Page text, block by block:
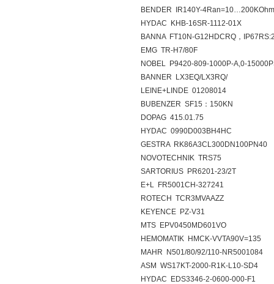
BENDER IR140Y-
HYDAC KHB-16SR-1112-01X
BANNA FT10N-G12HDCRQ，
EMG TR-H7/80F
NOBEL P9420-809-1000P-A,0-
BANNER LX3EQ/LX3RQ/
LEINE+LINDE 01208014
BUBENZER SF15：150KN
DOPAG 415.01.75
HYDAC 0990D003BH4HC
GESTRA RK86A3CL300DN100PN40
NOVOTECHNIK TRS75
SARTORIUS PR6201-23/2T
E+L FR5001CH-327241
ROTECH TCR3MVAAZZ
KEYENCE PZ-V31
MTS EPV0450MD601VO
HEMOMATIK HMCK-VVTA90V=135
MAHR N501/80/92/110-NR5001084
ASM WS17KT-2000-R1K-L10-SD4
HYDAC EDS3346-2-0600-000-F1